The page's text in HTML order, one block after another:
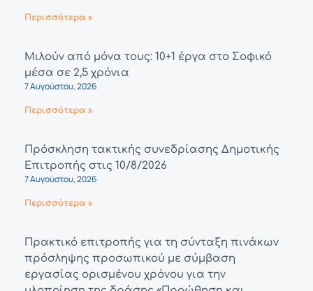
Περισσότερα »
Μιλούν από μόνα τους: 10+1 έργα στο Σοφικό
μέσα σε 2,5 χρόνια
7 Αυγούστου, 2026
Περισσότερα »
Πρόσκληση τακτικής συνεδρίασης Δημοτικής
Επιτροπής στις 10/8/2026
7 Αυγούστου, 2026
Περισσότερα »
Πρακτικό επιτροπής για τη σύνταξη πινάκων
πρόσληψης προσωπικού με σύμβαση
εργασίας ορισμένου χρόνου για την